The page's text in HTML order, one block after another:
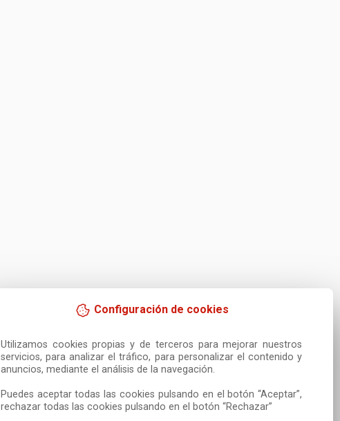
Configuración de cookies
Utilizamos cookies propias y de terceros para mejorar nuestros
servicios, para analizar el tráfico, para personalizar el contenido y
anuncios, mediante el análisis de la navegación.
Puedes aceptar todas las cookies pulsando en el botón “Aceptar”,
rechazar todas las cookies pulsando en el botón “Rechazar”